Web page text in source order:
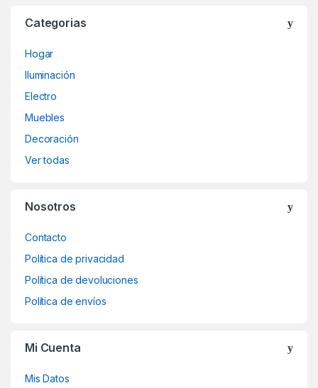
Categorias
Hogar
Iluminación
Electro
Muebles
Decoración
Ver todas
Nosotros
Contacto
Política de privacidad
Política de devoluciones
Política de envíos
Mi Cuenta
Mis Datos